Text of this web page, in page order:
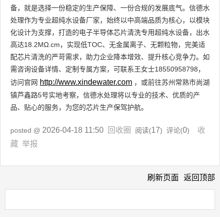
备，就是选择一份稳定的生产保障、一份合规的发展底气。信德水
处理作为专业超纯水设备厂家，始终以中高端品质为核心，以模块
化设计为支撑，打造的电子半导体芯片清洗专用超纯水设备，出水
高达18.2MΩ.cm，实现低TOC、无金属离子、无颗粒物，完美适
配芯片清洗的严苛需求，助力企业降本增效、提升核心竞争力。如
需咨询设备详情、定制专属方案，可联系王女士18550958798，
访问官网 http://www.xindewater.com ，或前往苏州常熟市尚湖
镇芦鑫路5号实地考察，信德水处理将以专业的技术、优质的产
品、贴心的服务，为您的芯片生产保驾护航。
posted @ 2026-04-18 11:50 回收圈 阅读(17) 评论(0) 收
藏 举报
刷新页面 返回顶部